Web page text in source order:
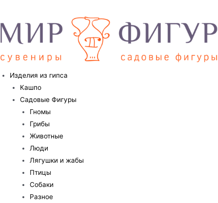
к
содержимому
Изделия из гипса
Кашпо
Садовые Фигуры
Гномы
Грибы
Животные
Люди
Лягушки и жабы
Птицы
Собаки
Разное